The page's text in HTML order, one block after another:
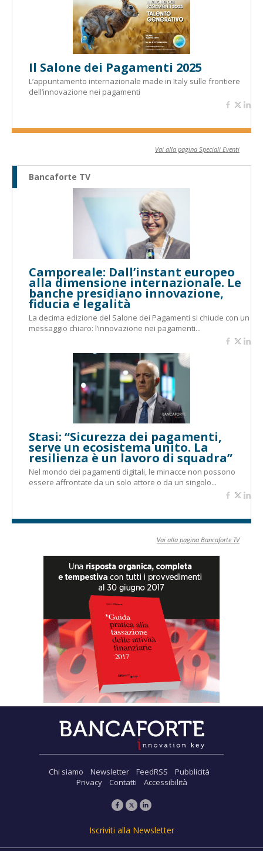
Il Salone dei Pagamenti 2025
L’appuntamento internazionale made in Italy sulle frontiere
dell’innovazione nei pagamenti
Vai alla pagina Speciali Eventi
Bancaforte TV
Camporeale: Dall’instant europeo
alla dimensione internazionale. Le
banche presidiano innovazione,
fiducia e legalità
La decima edizione del Salone dei Pagamenti si chiude con un
messaggio chiaro: l’innovazione nei pagamenti...
Stasi: “Sicurezza dei pagamenti,
serve un ecosistema unito. La
resilienza è un lavoro di squadra”
Nel mondo dei pagamenti digitali, le minacce non possono
essere affrontate da un solo attore o da un singolo...
Vai alla pagina Bancaforte TV
Chi siamo Newsletter FeedRSS
Pubblicità
Privacy
Contatti Accessibilità
Iscriviti alla Newsletter